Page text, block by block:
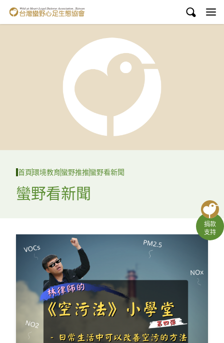
台灣蠻野心足生態協會
English
臉書
YouTube
捐款
支持
首頁環境教育蠻野推推蠻野看新聞
蠻野看新聞